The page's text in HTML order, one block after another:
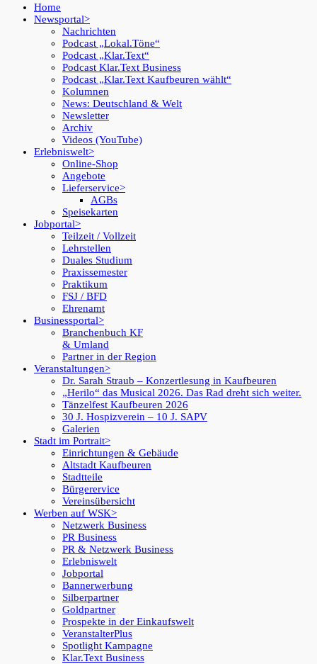
Home
Newsportal
Nachrichten
Podcast „Lokal.Töne“
Podcast „Klar.Text“
Podcast Klar.Text Business
Podcast „Klar.Text Kaufbeuren wählt“
Kolumnen
News: Deutschland & Welt
Newsletter
Archiv
Videos (YouTube)
Erlebniswelt
Online-Shop
Angebote
Lieferservice
AGBs
Speisekarten
Jobportal
Teilzeit / Vollzeit
Lehrstellen
Duales Studium
Praxissemester
Praktikum
FSJ / BFD
Ehrenamt
Businessportal
Branchenbuch KF
& Umland
Partner in der Region
Veranstaltungen
Dr. Sarah Straub – Konzertlesung in Kaufbeuren
„Herilo“ das Musical 2026. Das Rad dreht sich weiter.
Tänzelfest Kaufbeuren 2026
30 J. Hospizverein – 10 J. SAPV
Galerien
Stadt im Portrait
Einrichtungen & Gebäude
Altstadt Kaufbeuren
Stadtteile
Bürgerervice
Vereinsübersicht
Werben auf WSK
Netzwerk Business
PR Business
PR & Netzwerk Business
Erlebniswelt
Jobportal
Bannerwerbung
Silberpartner
Goldpartner
Prospekte in der Einkaufswelt
VeranstalterPlus
Spotlight Kampagne
Klar.Text Business